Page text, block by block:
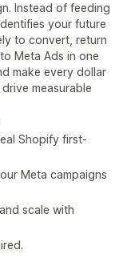
Instead of feeding
your future
to convert, return
Meta Ads in one
make every dollar
measurable
Shopify first-
Meta campaigns
scale with